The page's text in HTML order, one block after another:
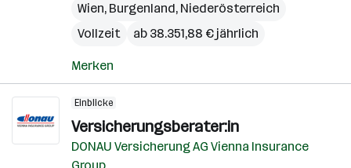
Wien, Burgenland, Niederösterreich
Vollzeit
ab 38.351,88 € jährlich
Merken
Einblicke
Versicherungsberater:in
DONAU Versicherung AG Vienna Insurance